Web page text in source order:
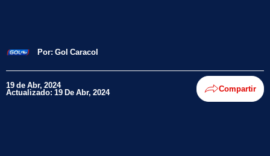
Por: Gol Caracol
19 de Abr, 2024
Actualizado: 19 De Abr, 2024 Compartir